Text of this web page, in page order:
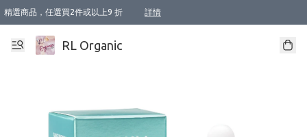
精選商品，任選買2件或以上9 折 詳情
XI周年優惠【新品自由選2件88折/3件85折】
XI周年優惠【Chakra 脈輪平衡自由選2件9折/3件85折/5件8折】
Florame 肌底自由選 2支9折 3支85折
XI周年優惠【蟲蟲退散 · 防衛結界﹞系列2件9折】
Sunki 任選2件95折
BIOFFICINA TOSCANA 任選2支9折 3支85折
Lamav 任選1件9折 2件85折
Mukti Organics 指定產品任選1件9折, 2件88折 3件85折
Intelligent Nutrients Skincare 任選2件9折
deodorant 任選2件88折
化妝品 任選2件95折
XI周年優惠【身心靈單品 任選2件9折/3件85折/5件8折】
XI周年優惠 【精油/香水 任選2件9折/3件85折/5件8折】
XI周年優惠【「關節到肌膚」全效養護 BODY OIL 組2件88折/3件85折】
XI周年優惠【夏日有機物理防曬套裝2件88折】
XI周年優惠【夏日潔面隨意選2件88折/3件85折】
XI周年優惠【逆齡奇蹟抗氧 11 自由選2件88折/3件85折/4件或以上8折】
新會員首次購物即享全單 95 折優惠！
成為VIP / VVIP 可享有生日月現金扣減獎賞優惠 !! 記得去賬户資料填上生日日期啦 !
選用順豐速運，滿$500 免運費
本地速遞 京東 送住宅/ 工商地址 $400 免運費
澳門訂單選用順豐速運，滿$800 免運費
RL Organic